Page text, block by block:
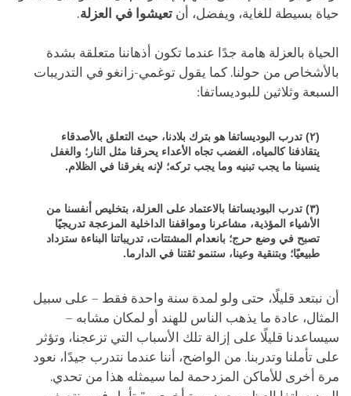
حياة بسيطة للغاية، ويفضل، أن تعيشوا في العزلة.
الحياة بالعزلة هامة جدًا عندما تكون أذهاننا متعلقة بشدة
بالأشخاص من حولنا. كما يقول توغمي-زانغو في التدريبات
السبعة وثلاثين للبوديساتفا:
(٢) تدرب البوديساتفا هو بترك بلادنا، حيث التعلق بالأصدقاء
يتقاذفنا كالمياه، الغضب تجاه الأعداء يحرقنا مثل النار؛ والغفل
ينسينا ما يجب تبنيه وما يجب تركه؛ لإنه يغرقنا في الظلام.
(٣) تدرب البوديساتفا بالاعتماد على العزلة، بتخليص أنفسنا من
الأشياء المؤذية، مشاعرنا ومواقفنا الداخلية المزعجة تدريجيًا
تصبح في وضع حرج؛ بانعدام المشتتات، تدريباتنا البناءة ستزداد
طبيعيًا؛ وبتنقية وعينا، ستنمو ثقتنا في الدارما.
أن نبتعد قليلًا، حتى ولو لمدة سنة واحدة فقط – على سبيل
المثال، عادة ما يذهب الناس للهند أو لمكان مشابه –
سيساعدنا قليلًا على إزالة تلك الأسباب التي تزعجنا، وتؤثر
على تأملنا وتدربنا. من الواضح، أننا عندما نتدرب جيدًا، نعود
مرة أخرى للأماكن المزدحمة لما سيمثله هذا من تحدي.